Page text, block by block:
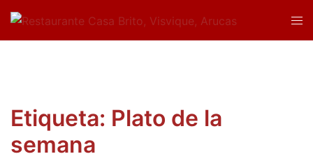
Saltar
contenido
Etiqueta: Plato de la
semana